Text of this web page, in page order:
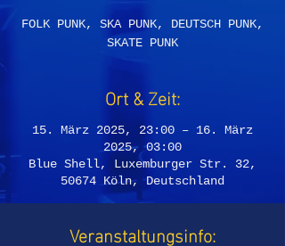
FOLK PUNK, SKA PUNK, DEUTSCH PUNK,
SKATE PUNK
Ort & Zeit:
15. März 2025, 23:00 – 16. März
2025, 03:00
Blue Shell, Luxemburger Str. 32,
50674 Köln, Deutschland
Veranstaltungsinfo: